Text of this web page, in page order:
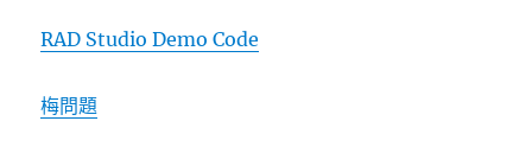
RAD Studio Demo Code
梅問題